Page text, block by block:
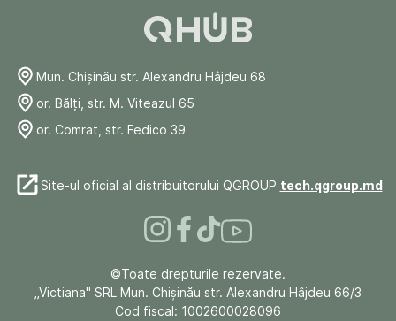
Mun. Chişinău str. Alexandru Hâjdeu 68
or. Bălți, str. M. Viteazul 65
or. Comrat, str. Fedico 39
Site-ul oficial al distribuitorului QGROUP tech.qgroup.md
©Toate drepturile rezervate.
„Victiana" SRL Mun. Chişinău str. Alexandru Hâjdeu 66/3
Cod fiscal: 1002600028096